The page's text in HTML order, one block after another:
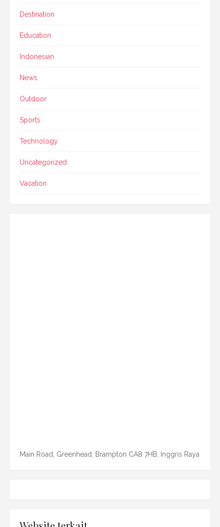
Destination
Education
Indonesian
News
Outdoor
Sports
Technology
Uncategorized
Vacation
Main Road, Greenhead, Brampton CA8 7HB, Inggris Raya